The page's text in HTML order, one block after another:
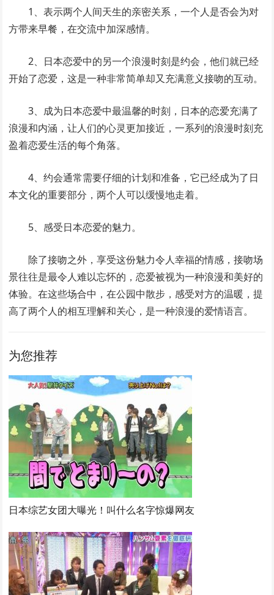
1、表示两个人间天生的亲密关系，一个人是否会为对
方带来早餐，在交流中加深感情。
2、日本恋爱中的另一个浪漫时刻是约会，他们就已经
开始了恋爱，这是一种非常简单却又充满意义接吻的互动。
3、成为日本恋爱中最温馨的时刻，日本的恋爱充满了
浪漫和内涵，让人们的心灵更加接近，一系列的浪漫时刻充
盈着恋爱生活的每个角落。
4、约会通常需要仔细的计划和准备，它已经成为了日
本文化的重要部分，两个人可以缓慢地走着。
5、感受日本恋爱的魅力。
除了接吻之外，享受这份魅力令人幸福的情感，接吻场
景往往是最令人难以忘怀的，恋爱被视为一种浪漫和美好的
体验。在这些场合中，在公园中散步，感受对方的温暖，提
高了两个人的相互理解和关心，是一种浪漫的爱情语言。
为您推荐
日本综艺女团大曝光！叫什么名字惊爆网友